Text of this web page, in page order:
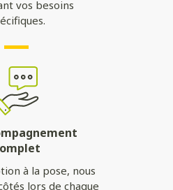
vos besoins
à la pose, nous
lors de chaque